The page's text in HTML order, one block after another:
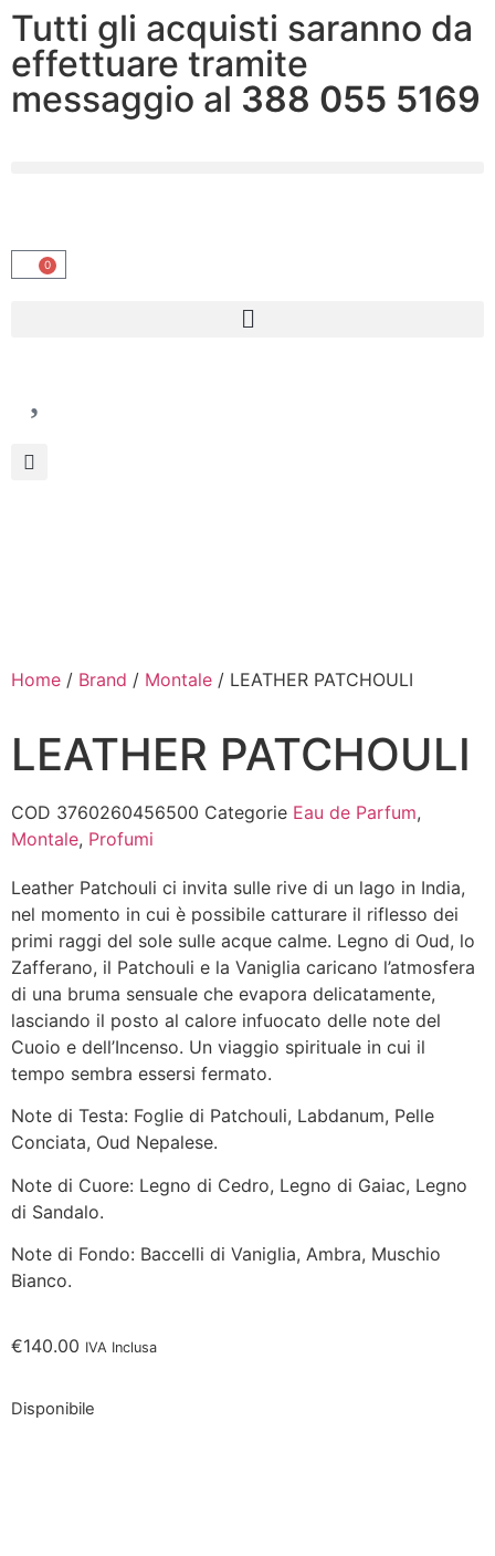
Tutti gli acquisti saranno da
effettuare tramite
messaggio al 388 055 5169
0
Home / Brand / Montale / LEATHER PATCHOULI
LEATHER PATCHOULI
COD 3760260456500 Categorie Eau de Parfum,
Montale, Profumi
Leather Patchouli ci invita sulle rive di un lago in India,
nel momento in cui è possibile catturare il riflesso dei
primi raggi del sole sulle acque calme. Legno di Oud, lo
Zafferano, il Patchouli e la Vaniglia caricano l’atmosfera
di una bruma sensuale che evapora delicatamente,
lasciando il posto al calore infuocato delle note del
Cuoio e dell’Incenso. Un viaggio spirituale in cui il
tempo sembra essersi fermato.
Note di Testa: Foglie di Patchouli, Labdanum, Pelle
Conciata, Oud Nepalese.
Note di Cuore: Legno di Cedro, Legno di Gaiac, Legno
di Sandalo.
Note di Fondo: Baccelli di Vaniglia, Ambra, Muschio
Bianco.
€140.00 IVA Inclusa
Disponibile